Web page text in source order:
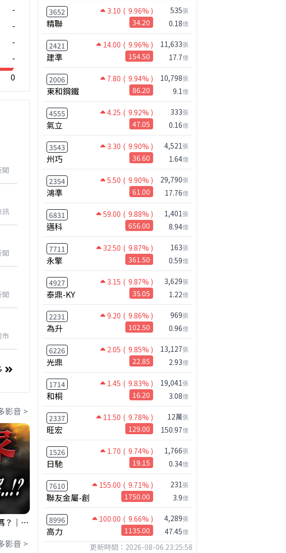
-
-
-
-
0
聞
聞
聞
影音 >
【獨家】週五這事有解⋯可以全壓了嗎？｜錢進大趨勢 Mr.智霖 陳 2026/08/06
影音 >
3652 3.10 ( 9.96% )
精聯 34.20
535張
0.18億
2421 14.00 ( 9.96% )
建準 154.50
11,633張
17.7億
2006 7.80 ( 9.94% )
東和鋼鐵 86.20
10,798張
9.1億
4555 4.25 ( 9.92% )
氣立 47.05
333張
0.16億
3543 3.30 ( 9.90% )
州巧 36.60
4,521張
1.64億
2354 5.50 ( 9.90% )
鴻準 61.00
29,790張
17.76億
6831 59.00 ( 9.88% )
邁科 656.00
1,401張
8.94億
7711 32.50 ( 9.87% )
永擎 361.50
163張
0.59億
4927 3.15 ( 9.87% )
泰鼎-KY 35.05
3,629張
1.22億
2231 9.20 ( 9.86% )
為升 102.50
969張
0.96億
6226 2.05 ( 9.85% )
光鼎 22.85
13,127張
2.93億
1714 1.45 ( 9.83% )
和桐 16.20
19,041張
3.08億
2337 11.50 ( 9.78% )
旺宏 129.00
12萬張
150.97億
1526 1.70 ( 9.74% )
日馳 19.15
1,766張
0.34億
7610 155.00 ( 9.71% )
聯友金屬-創 1750.00
231張
3.9億
8996 100.00 ( 9.66% )
高力 1135.00
4,289張
47.45億
更新時間：2026-08-06 23:25:58